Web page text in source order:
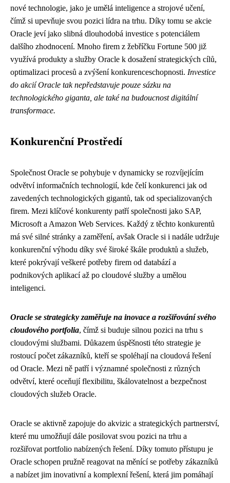
nové technologie, jako je umělá inteligence a strojové učení,
čímž si upevňuje svou pozici lídra na trhu. Díky tomu se akcie
Oracle jeví jako slibná dlouhodobá investice s potenciálem
dalšího zhodnocení. Mnoho firem z žebříčku Fortune 500 již
využívá produkty a služby Oracle k dosažení strategických cílů,
optimalizaci procesů a zvýšení konkurenceschopnosti. Investice
do akcií Oracle tak nepředstavuje pouze sázku na
technologického giganta, ale také na budoucnost digitální
transformace.
Konkurenční Prostředí
Společnost Oracle se pohybuje v dynamicky se rozvíjejícím
odvětví informačních technologií, kde čelí konkurenci jak od
zavedených technologických gigantů, tak od specializovaných
firem. Mezi klíčové konkurenty patří společnosti jako SAP,
Microsoft a Amazon Web Services. Každý z těchto konkurentů
má své silné stránky a zaměření, avšak Oracle si i nadále udržuje
konkurenční výhodu díky své široké škále produktů a služeb,
které pokrývají veškeré potřeby firem od databází a
podnikových aplikací až po cloudové služby a umělou
inteligenci.
Oracle se strategicky zaměřuje na inovace a rozšiřování svého
cloudového portfolia, čímž si buduje silnou pozici na trhu s
cloudovými službami. Důkazem úspěšnosti této strategie je
rostoucí počet zákazníků, kteří se spoléhají na cloudová řešení
od Oracle. Mezi ně patří i významné společnosti z různých
odvětví, které oceňují flexibilitu, škálovatelnost a bezpečnost
cloudových služeb Oracle.
Oracle se aktivně zapojuje do akvizic a strategických partnerství,
které mu umožňují dále posilovat svou pozici na trhu a
rozšiřovat portfolio nabízených řešení. Díky tomuto přístupu je
Oracle schopen pružně reagovat na měnící se potřeby zákazníků
a nabízet jim inovativní a komplexní řešení, která jim pomáhají